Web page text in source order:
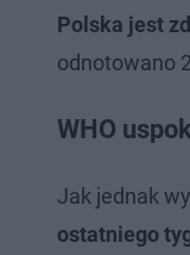
Polska jest
odnotowano
WHO
Jak jednak
ostatniego